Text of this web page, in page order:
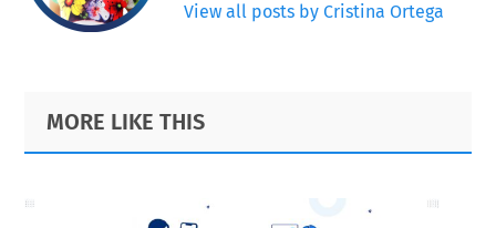
View all posts by Cristina Ortega
Primary
Sidebar
Footer
MORE LIKE THIS